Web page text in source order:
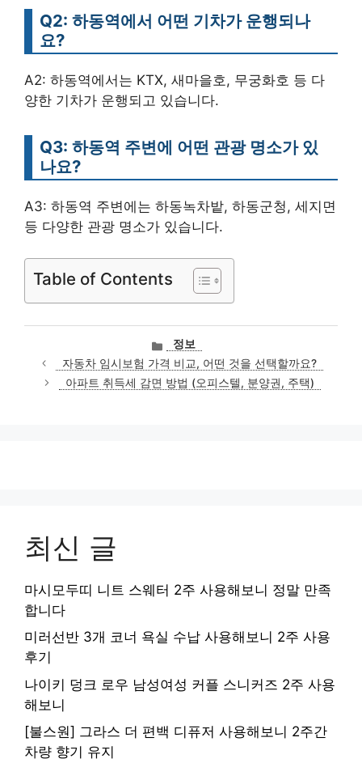
Q2: 하동역에서 어떤 기차가 운행되나
요?
A2: 하동역에서는 KTX, 새마을호, 무궁화호 등 다
양한 기차가 운행되고 있습니다.
Q3: 하동역 주변에 어떤 관광 명소가 있
나요?
A3: 하동역 주변에는 하동녹차밭, 하동군청, 세지면
등 다양한 관광 명소가 있습니다.
Table of Contents
카
테
고
리
정보
자동차 임시보험 가격 비교, 어떤 것을 선택할까요?
아파트 취득세 감면 방법 (오피스텔, 분양권, 주택)
최신 글
마시모두띠 니트 스웨터 2주 사용해보니 정말 만족
합니다
미러선반 3개 코너 욕실 수납 사용해보니 2주 사용
후기
나이키 덩크 로우 남성여성 커플 스니커즈 2주 사용
해보니
[불스원] 그라스 더 편백 디퓨저 사용해보니 2주간
차량 향기 유지